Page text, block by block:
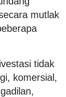
mutlak
tidak
komersial,